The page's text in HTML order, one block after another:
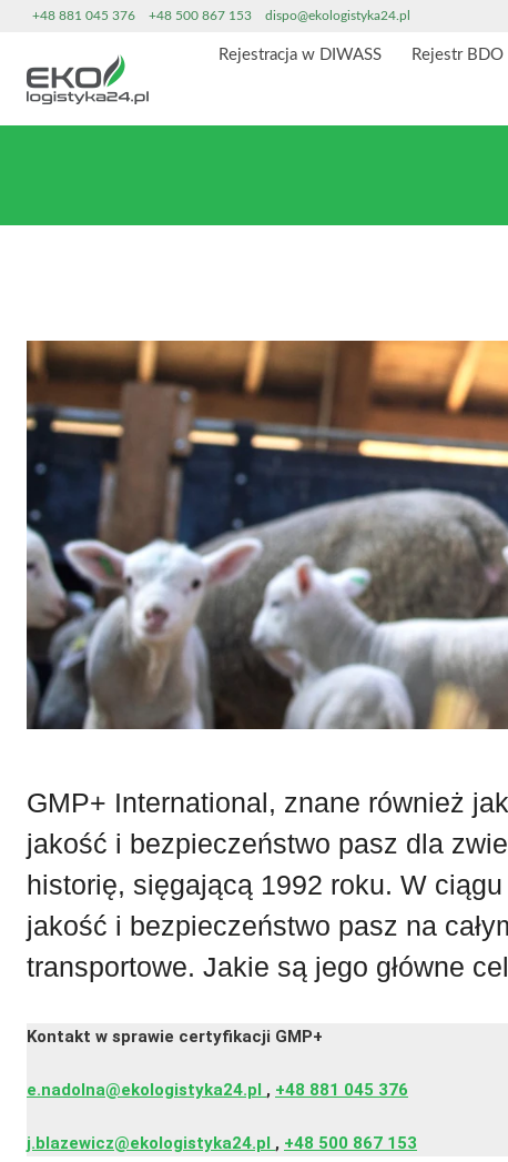
Przeskocz
treści
+48 881 045 376 +48 500 867 153 dispo@ekologistyka24.pl
Rejestracja w DIWASS Rejestr BDO
GMP+ International, znane również
jakość i bezpieczeństwo pasz dla
historię, sięgającą 1992 roku. W
jakość i bezpieczeństwo pasz na
transportowe. Jakie są jego główne
Kontakt w sprawie certyfikacji GMP+
e.nadolna@ekologistyka24.pl , +48 881 045 376
j.blazewicz@ekologistyka24.pl , +48 500 867 153